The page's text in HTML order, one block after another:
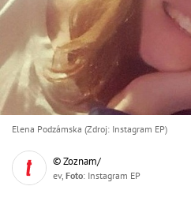
Elena Podzámska (Zdroj: Instagram EP)
© Zoznam/
ev, Foto: Instagram EP